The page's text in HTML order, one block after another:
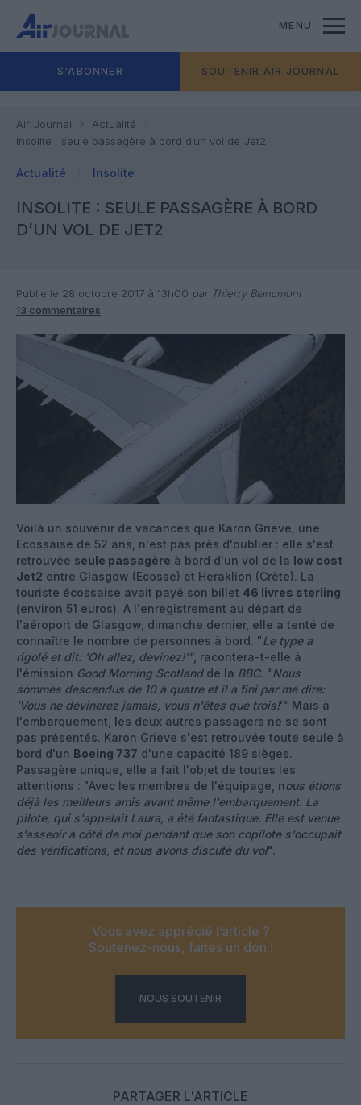
MENU
S'ABONNER SOUTENIR AIR JOURNAL
Air Journal
Actualité
Insolite : seule passagère à bord d’un vol de Jet2
Actualité Insolite
INSOLITE : SEULE PASSAGÈRE À BORD
D’UN VOL DE JET2
Publié le 28 octobre 2017 à 13h00 par Thierry Blancmont
13 commentaires
Voilà un souvenir de vacances que Karon Grieve, une
Ecossaise de 52 ans, n'est pas près d'oublier : elle s'est
retrouvée seule passagère à bord d'un vol de la low cost
Jet2 entre Glasgow (Ecosse) et Heraklion (Crète). La
touriste écossaise avait payé son billet 46 livres sterling
(environ 51 euros). A l'enregistrement au départ de
l'aéroport de Glasgow, dimanche dernier, elle a tenté de
connaître le nombre de personnes à bord. "Le type a
rigolé et dit: 'Oh allez, devinez!'", racontera-t-elle à
l'émission Good Morning Scotland de la BBC. "Nous
sommes descendus de 10 à quatre et il a fini par me dire:
'Vous ne devinerez jamais, vous n'êtes que trois!'" Mais à
l'embarquement, les deux autres passagers ne se sont
pas présentés. Karon Grieve s'est retrouvée toute seule à
bord d'un Boeing 737 d'une capacité 189 sièges.
Passagère unique, elle a fait l'objet de toutes les
attentions : "Avec les membres de l'équipage, nous étions
déjà les meilleurs amis avant même l'embarquement. La
pilote, qui s'appelait Laura, a été fantastique. Elle est venue
s'asseoir à côté de moi pendant que son copilote s'occupait
des vérifications, et nous avons discuté du vol".
Vous avez apprécié l’article ?
Soutenez-nous, faites un don !
NOUS SOUTENIR
PARTAGER L'ARTICLE